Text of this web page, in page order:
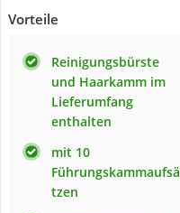
Vorteile
Reinigungsbürste
und Haarkamm im
Lieferumfang
enthalten
mit 10
Führungskammaufsä
tzen